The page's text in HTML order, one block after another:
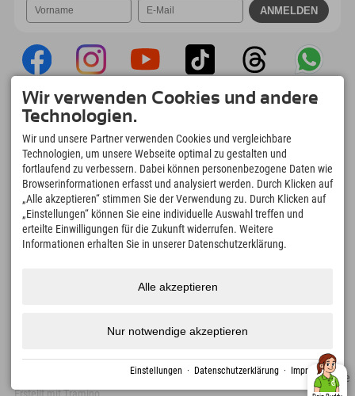
Explorer App
Upload Deiner #ExplorerMoments, Mein
Explorer To Go mit Buchungsübersicht,
Bucketlist, Restaurantübersicht uvm. Jetzt
downloaden!
Zeit für Explorer Moments
166
Bergseen und Erlebnisbäder
4.634km
Pisten zum Skifahren und
97
Barrierefreiheit Presse Nachhaltigkeitszertifikate
Wir verwenden Cookies und andere
Technologien.
Wir und unsere Partner verwenden Cookies und vergleichbare
Technologien, um unsere Webseite optimal zu gestalten und
fortlaufend zu verbessern. Dabei können personenbezogene Daten wie
Browserinformationen erfasst und analysiert werden. Durch Klicken auf
„Alle akzeptieren“ stimmen Sie der Verwendung zu. Durch Klicken auf
„Einstellungen“ können Sie eine individuelle Auswahl treffen und
erteilte Einwilligungen für die Zukunft widerrufen. Weitere
Informationen erhalten Sie in unserer Datenschutzerklärung.
Alle akzeptieren
Nur notwendige akzeptieren
Einstellungen · Datenschutzerklärung · Impressum